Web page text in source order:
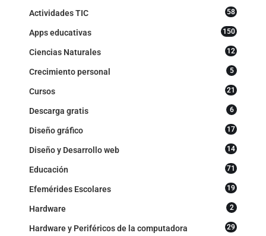
Actividades TIC 58
Apps educativas 150
Ciencias Naturales 12
Crecimiento personal 5
Cursos 21
Descarga gratis 6
Diseño gráfico 17
Diseño y Desarrollo web 14
Educación 71
Efemérides Escolares 19
Hardware 2
Hardware y Periféricos de la computadora 29